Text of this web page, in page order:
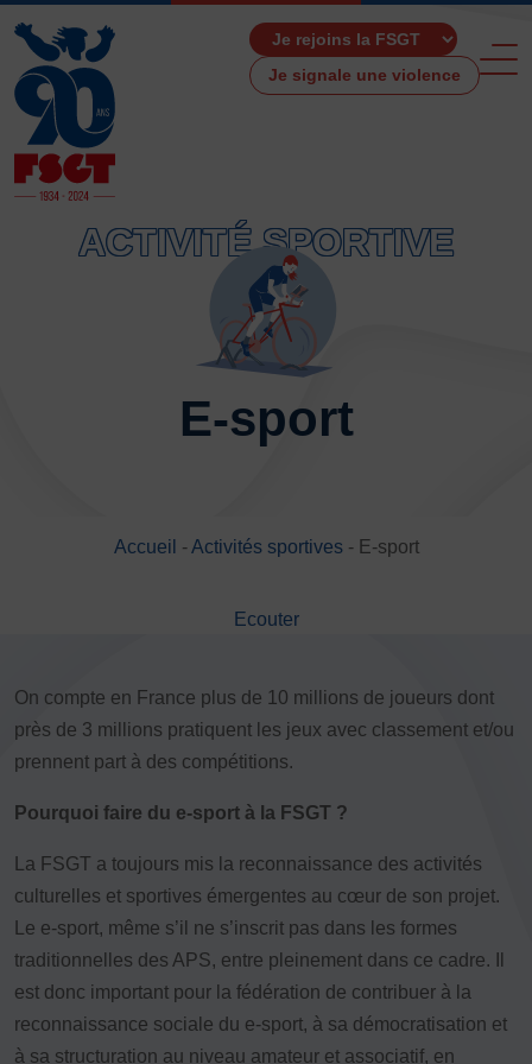
Je signale une violence
Fonctionnement
Santé
Seniors
Entreprises
Écologie
Sport avec les exilés
ÉTHIQUE SPORTIVE
Signalement violences sexistes et sexuelles
Protéger les pratiquant.es
Prévenir les discriminations
Agir contre le dopage et les conduites dopantes
ACTIVITÉ SPORTIVE
E-sport
Accueil -Activités sportives- E-sport
Ecouter
On compte en France plus de 10 millions de joueurs dont
près de 3 millions pratiquent les jeux avec classement et/ou
prennent part à des compétitions.
Pourquoi faire du e-sport à la FSGT ?
La FSGT a toujours mis la reconnaissance des activités
culturelles et sportives émergentes au cœur de son projet.
Le e-sport, même s’il ne s’inscrit pas dans les formes
traditionnelles des APS, entre pleinement dans ce cadre. Il
est donc important pour la fédération de contribuer à la
reconnaissance sociale du e-sport, à sa démocratisation et
à sa structuration au niveau amateur et associatif, en